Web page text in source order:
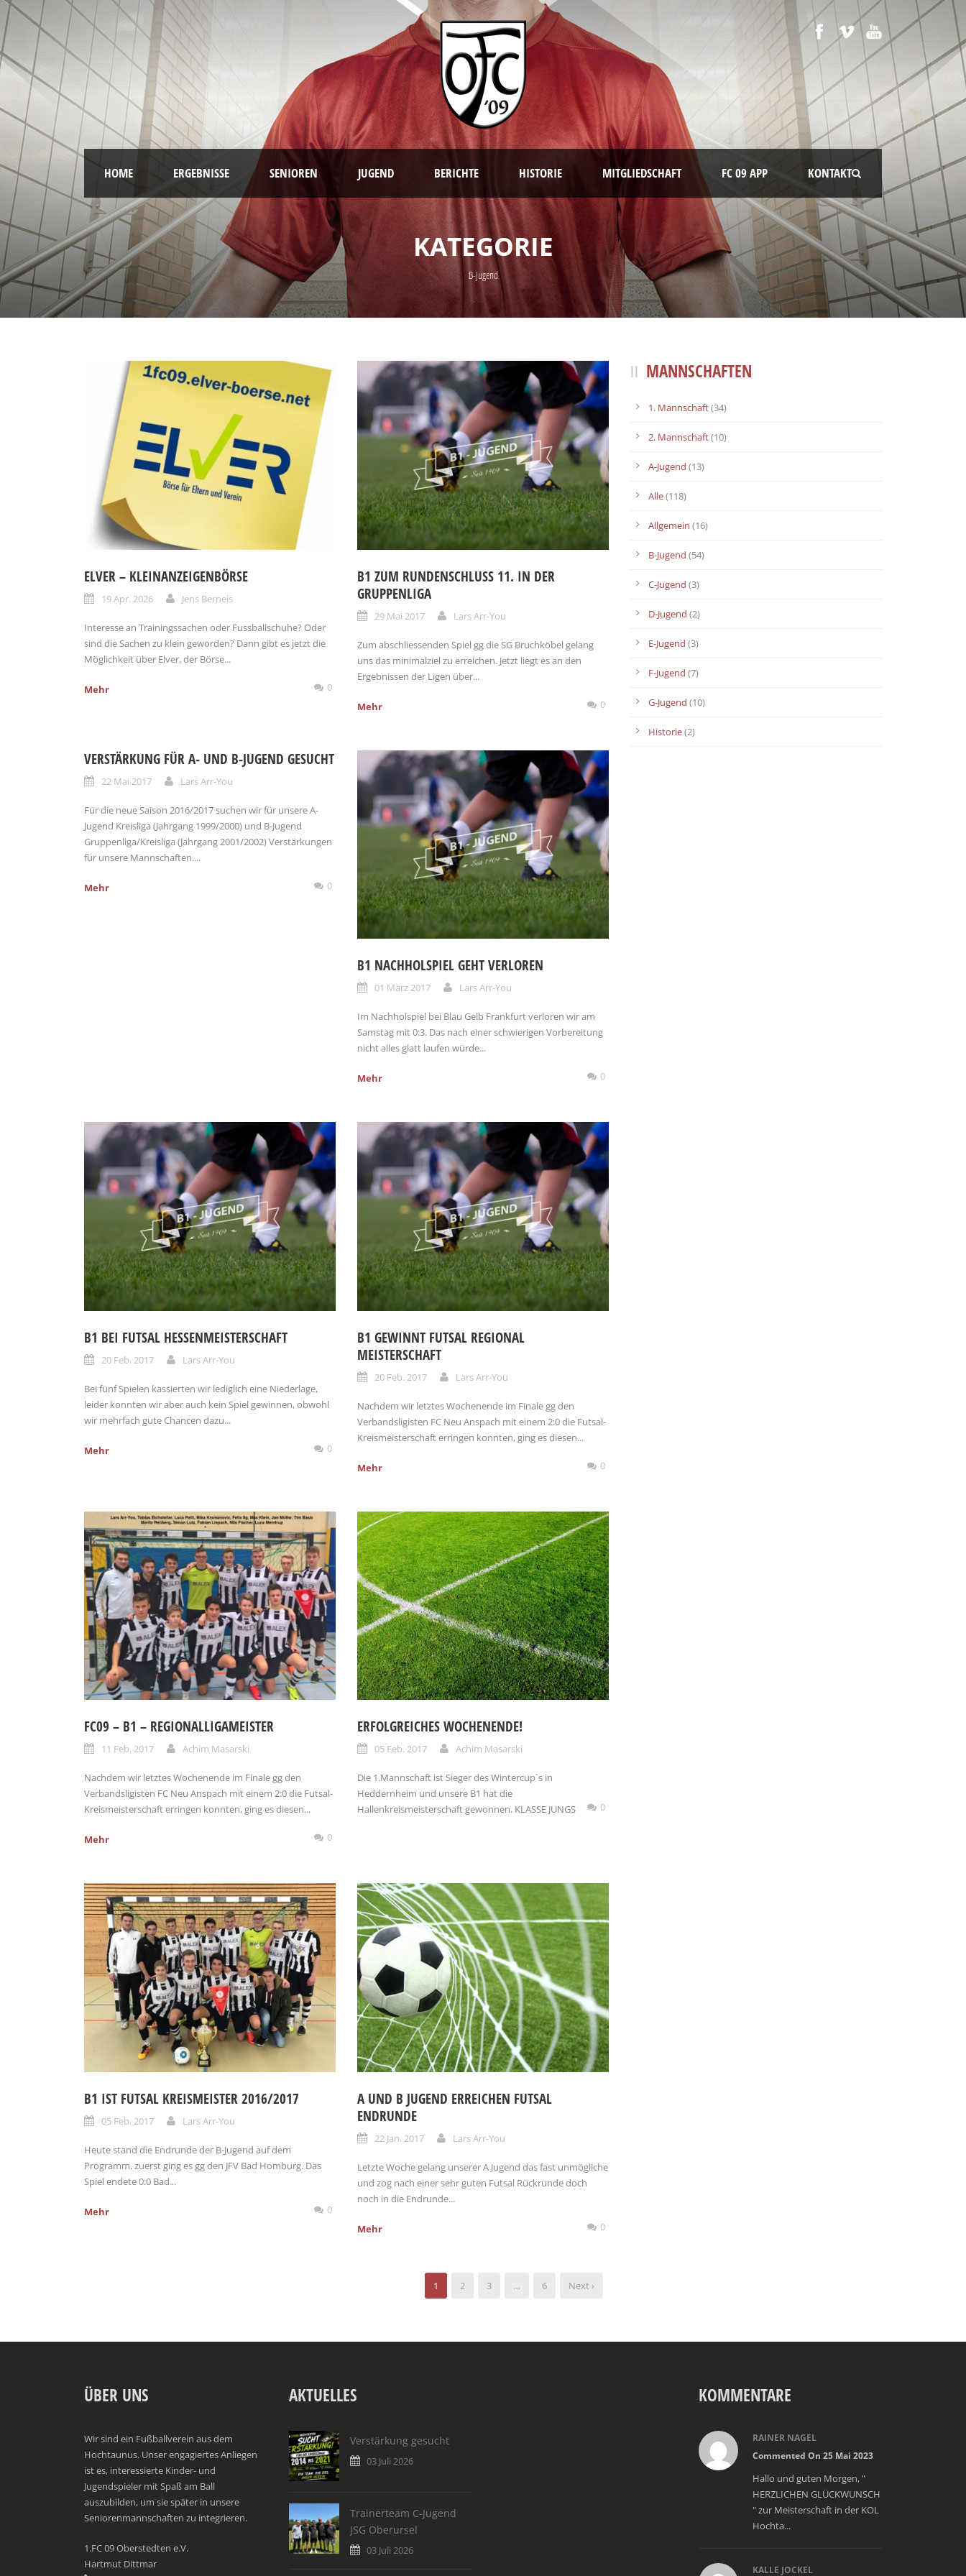
HOME ERGEBNISSE SENIOREN JUGEND BERICHTE HISTORIE MITGLIEDSCHAFT FC 09 APP KONTAKT
KATEGORIE
B-Jugend
ELVER – KLEINANZEIGENBÖRSE
19 Apr. 2026 Jens Berneis
Interesse an Trainingssachen oder Fussballschuhe? Oder
sind die Sachen zu klein geworden? Dann gibt es jetzt die
Möglichkeit über Elver, der Börse...
Mehr 0
B1 ZUM RUNDENSCHLUSS 11. IN DER
GRUPPENLIGA
29 Mai 2017 Lars Arr-You
Zum abschliessenden Spiel gg die SG Bruchköbel gelang
uns das minimalziel zu erreichen. Jetzt liegt es an den
Ergebnissen der Ligen über...
Mehr 0
VERSTÄRKUNG FÜR A- UND B-JUGEND GESUCHT
22 Mai 2017 Lars Arr-You
Für die neue Saison 2016/2017 suchen wir für unsere A-
Jugend Kreisliga (Jahrgang 1999/2000) und B-Jugend
Gruppenliga/Kreisliga (Jahrgang 2001/2002) Verstärkungen
für unsere Mannschaften....
Mehr 0
B1 NACHHOLSPIEL GEHT VERLOREN
01 März 2017 Lars Arr-You
Im Nachholspiel bei Blau Gelb Frankfurt verloren wir am
Samstag mit 0:3. Das nach einer schwierigen Vorbereitung
nicht alles glatt laufen würde...
Mehr 0
B1 BEI FUTSAL HESSENMEISTERSCHAFT
20 Feb. 2017 Lars Arr-You
Bei fünf Spielen kassierten wir lediglich eine Niederlage,
leider konnten wir aber auch kein Spiel gewinnen, obwohl
wir mehrfach gute Chancen dazu...
Mehr 0
B1 GEWINNT FUTSAL REGIONAL
MEISTERSCHAFT
20 Feb. 2017 Lars Arr-You
Nachdem wir letztes Wochenende im Finale gg den
Verbandsligisten FC Neu Anspach mit einem 2:0 die Futsal-
Kreismeisterschaft erringen konnten, ging es diesen...
Mehr 0
FC09 – B1 – REGIONALLIGAMEISTER
11 Feb. 2017 Achim Masarski
Nachdem wir letztes Wochenende im Finale gg den
Verbandsligisten FC Neu Anspach mit einem 2:0 die Futsal-
Kreismeisterschaft erringen konnten, ging es diesen...
Mehr 0
ERFOLGREICHES WOCHENENDE!
05 Feb. 2017 Achim Masarski
Die 1.Mannschaft ist Sieger des Wintercup`s in
Heddernheim und unsere B1 hat die
Hallenkreismeisterschaft gewonnen. KLASSE JUNGS
0
B1 IST FUTSAL KREISMEISTER 2016/2017
05 Feb. 2017 Lars Arr-You
Heute stand die Endrunde der B-Jugend auf dem
Programm, zuerst ging es gg den JFV Bad Homburg. Das
Spiel endete 0:0 Bad...
Mehr 0
A UND B JUGEND ERREICHEN FUTSAL
ENDRUNDE
22 Jan. 2017 Lars Arr-You
Letzte Woche gelang unserer A Jugend das fast unmögliche
und zog nach einer sehr guten Futsal Rückrunde doch
noch in die Endrunde...
Mehr 0
1 2 3 … 6 Next ›
MANNSCHAFTEN
1. Mannschaft(34)
2. Mannschaft(10)
A-Jugend (13)
Alle(118)
Allgemein (16)
B-Jugend (54)
C-Jugend (3)
D-Jugend (2)
E-Jugend (3)
F-Jugend (7)
G-Jugend (10)
Historie(2)
ÜBER UNS
Wir sind ein Fußballverein aus dem
Hochtaunus. Unser engagiertes Anliegen
ist es, interessierte Kinder- und
Jugendspieler mit Spaß am Ball
auszubilden, um sie später in unsere
Seniorenmannschaften zu integrieren.
1.FC 09 Oberstedten e.V.
Hartmut Dittmar
AKTUELLES
Verstärkung gesucht
03 Juli 2026
Trainerteam C-Jugend
JSG Oberursel
03 Juli 2026
KOMMENTARE
RAINER NAGEL
Commented On 25 Mai 2023
Hallo und guten Morgen, "
HERZLICHEN GLÜCKWUNSCH
" zur Meisterschaft in der KOL
Hochta...
KALLE JOCKEL